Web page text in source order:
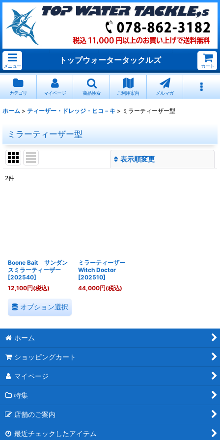
メニュー
トップウォータータックルズ
カート
カテゴリ マイページ 商品検索 ご利用案内 メルマガ
ホーム > ティーザー・ドレッジ・ヒコ－キ > ミラーティーザー型
ミラーティーザー型
表示順変更
2件
Boone Bait サンダン
スミラーティーザー
[202540]
12,100円(税込)
オプション選択
ミラーティーザー
Witch Doctor
[202510]
44,000円(税込)
ホーム
ショッピングカート
マイページ
特集
店舗のご案内
最近チェックしたアイテム